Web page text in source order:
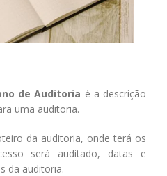
de Auditoria é a descrição
uma auditoria.
da auditoria, onde terá os
será auditado, datas e
da auditoria.